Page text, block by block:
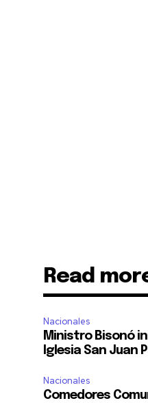
Read
Nacionales
Ministro Bisonó
Iglesia San Juan
Nacionales
Comedores